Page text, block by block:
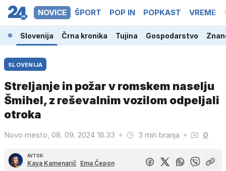
NOVICE ŠPORT POP IN POPKAST VREME
Slovenija Črna kronika Tujina Gospodarstvo
SLOVENIJA
Streljanje in požar v romskem naselju
Šmihel, z reševalnim vozilom odpeljali
otroka
Novo mesto, 08. 09. 2024 16.33 3 min branja 0
AVTOR:
Kaya Kamenarič Ema Čepon